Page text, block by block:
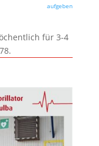
aufgeben
für 3-4